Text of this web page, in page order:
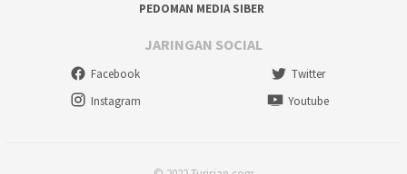
PEDOMAN MEDIA SIBER
JARINGAN SOCIAL
Facebook
Twitter
Instagram
Youtube